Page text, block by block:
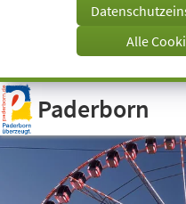
Visuelle
Assistenzsoftware
öffnen.
Tab)
Alle
Paderborn